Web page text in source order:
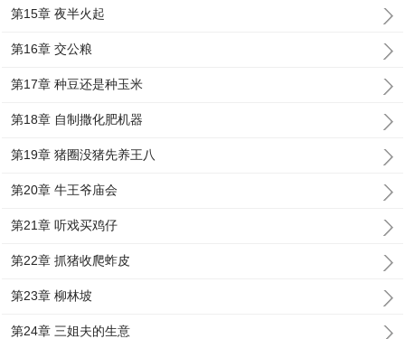
第15章 夜半火起
第16章 交公粮
第17章 种豆还是种玉米
第18章 自制撒化肥机器
第19章 猪圈没猪先养王八
第20章 牛王爷庙会
第21章 听戏买鸡仔
第22章 抓猪收爬蚱皮
第23章 柳林坡
第24章 三姐夫的生意